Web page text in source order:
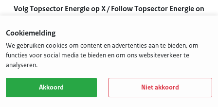
Volg Topsector Energie op X / Follow Topsector Energie on
Cookiemelding
We gebruiken cookies om content en advertenties aan te bieden, om
functies voor social media te bieden en om ons websiteverkeer te
analyseren.
Akkoord Niet akkoord